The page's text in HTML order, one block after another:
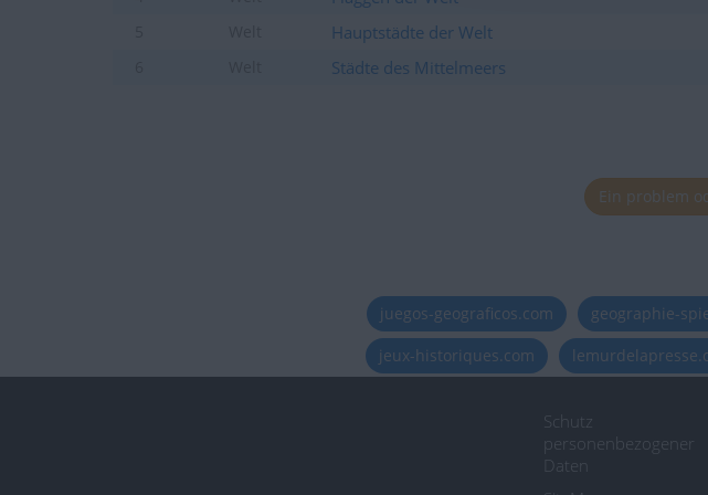
Hauptstädte der Welt
Städte des Mittelmeers
Ein problem
juegos-geograficos.com geographie-
jeux-historiques.com
Schutz
personenbezogener
Daten